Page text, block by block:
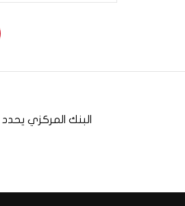
البنك المركزي يحدد